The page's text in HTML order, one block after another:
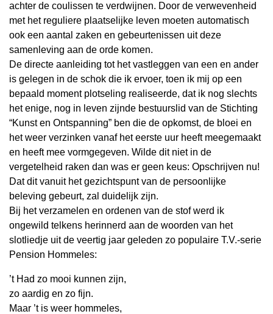
achter de coulissen te verdwijnen. Door de verwevenheid
met het reguliere plaatselijke leven moeten automatisch
ook een aantal zaken en gebeurtenissen uit deze
samenleving aan de orde komen.
De directe aanleiding tot het vastleggen van een en ander
is gelegen in de schok die ik ervoer, toen ik mij op een
bepaald moment plotseling realiseerde, dat ik nog slechts
het enige, nog in leven zijnde bestuurslid van de Stichting
“Kunst en Ontspanning” ben die de opkomst, de bloei en
het weer verzinken vanaf het eerste uur heeft meegemaakt
en heeft mee vormgegeven. Wilde dit niet in de
vergetelheid raken dan was er geen keus: Opschrijven nu!
Dat dit vanuit het gezichtspunt van de persoonlijke
beleving gebeurt, zal duidelijk zijn.
Bij het verzamelen en ordenen van de stof werd ik
ongewild telkens herinnerd aan de woorden van het
slotliedje uit de veertig jaar geleden zo populaire T.V.-serie
Pension Hommeles:
’t Had zo mooi kunnen zijn,
zo aardig en zo fijn.
Maar ’t is weer hommeles,